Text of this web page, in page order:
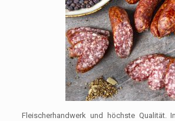
Fleischerhandwerk und höchste Qualität.